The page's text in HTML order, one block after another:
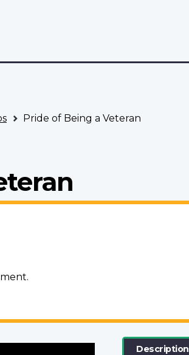
Pride of Being a Veteran
Description